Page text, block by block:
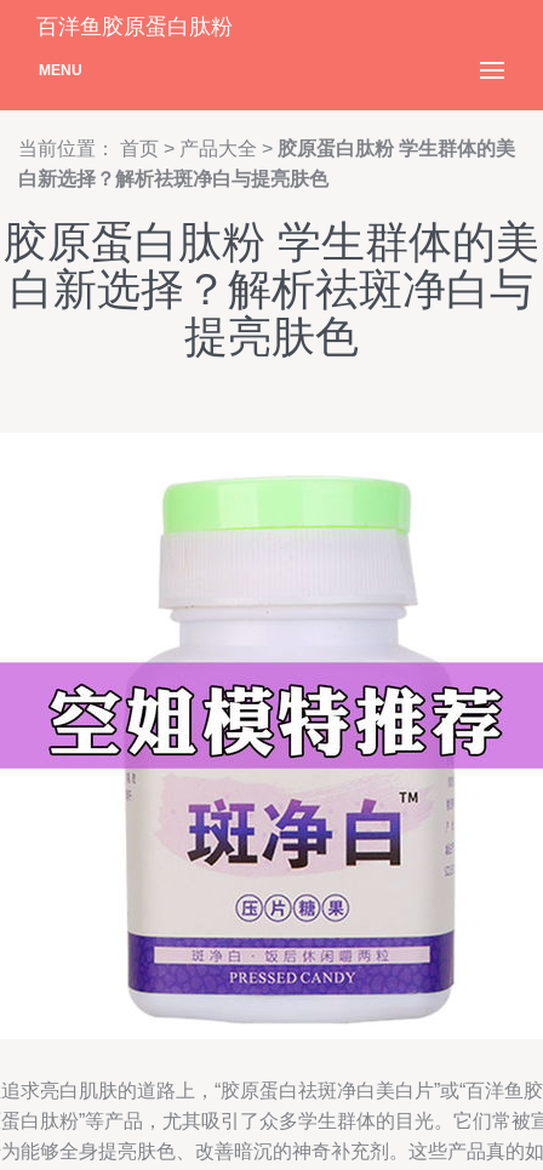
百洋鱼胶原蛋白肽粉
MENU
当前位置： 首页 > 产品大全 > 胶原蛋白肽粉 学生群体的美
白新选择？解析祛斑净白与提亮肤色
胶原蛋白肽粉 学生群体的美
白新选择？解析祛斑净白与
提亮肤色
求亮白肌肤的道路上，“胶原蛋白祛斑净白美白片”或“百洋鱼胶
白肽粉”等产品，尤其吸引了众多学生群体的目光。它们常被
能够全身提亮肤色、改善暗沉的神奇补充剂。这些产品真的如